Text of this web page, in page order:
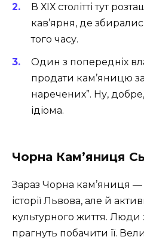
В ХІХ столітті тут
кав’ярня, де
того часу.
Один з попередніх
продати кам’яницю
наречених”. Ну,
ідіома.
Чорна Кам’яниця
Зараз Чорна кам’яниця
історії Львова, але й
культурного життя. Люди
прагнуть побачити її.